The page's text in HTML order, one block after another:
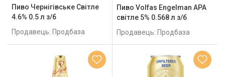
Пиво Чернігівське Світле
4.6% 0.5 л з/б
Продавець: Продбаза
Пиво Volfas Engelman APA
світле 5% 0.568 л з/б
Продавець: Продбаза